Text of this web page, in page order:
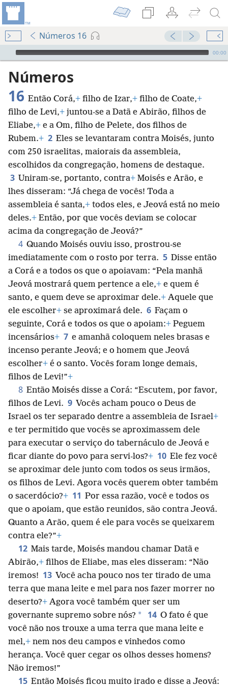
Números 16
Audio Player
00:00
Números
16 Então Corá,+ filho de Izar,+ filho de Coate,+
filho de Levi,+ juntou-se a Datã e Abirão, filhos de
Eliabe,+ e a Om, filho de Pelete, dos filhos de
Rubem.+ 2 Eles se levantaram contra Moisés, junto
com 250 israelitas, maiorais da assembleia,
escolhidos da congregação, homens de destaque.
3 Uniram-se, portanto, contra+ Moisés e Arão, e
lhes disseram: “Já chega de vocês! Toda a
assembleia é santa,+ todos eles, e Jeová está no meio
deles.+ Então, por que vocês deviam se colocar
acima da congregação de Jeová?”
4 Quando Moisés ouviu isso, prostrou-se
imediatamente com o rosto por terra. 5 Disse então
a Corá e a todos os que o apoiavam: “Pela manhã
Jeová mostrará quem pertence a ele,+ e quem é
santo, e quem deve se aproximar dele.+ Aquele que
ele escolher+ se aproximará dele. 6 Façam o
seguinte, Corá e todos os que o apoiam:+ Peguem
incensários+ 7 e amanhã coloquem neles brasas e
incenso perante Jeová; e o homem que Jeová
escolher+ é o santo. Vocês foram longe demais,
filhos de Levi!”+
8 Então Moisés disse a Corá: “Escutem, por favor,
filhos de Levi. 9 Vocês acham pouco o Deus de
Israel os ter separado dentre a assembleia de Israel+
e ter permitido que vocês se aproximassem dele
para executar o serviço do tabernáculo de Jeová e
ficar diante do povo para servi-los?+ 10 Ele fez você
se aproximar dele junto com todos os seus irmãos,
os filhos de Levi. Agora vocês querem obter também
o sacerdócio?+ 11 Por essa razão, você e todos os
que o apoiam, que estão reunidos, são contra Jeová.
Quanto a Arão, quem é ele para vocês se queixarem
contra ele?”+
12 Mais tarde, Moisés mandou chamar Datã e
Abirão,+ filhos de Eliabe, mas eles disseram: “Não
iremos! 13 Você acha pouco nos ter tirado de uma
terra que mana leite e mel para nos fazer morrer no
deserto?+ Agora você também quer ser um
governante supremo sobre nós? * 14 O fato é que
você não nos trouxe a uma terra que mana leite e
mel,+ nem nos deu campos e vinhedos como
herança. Você quer cegar os olhos desses homens?
Não iremos!”
15 Então Moisés ficou muito irado e disse a Jeová: